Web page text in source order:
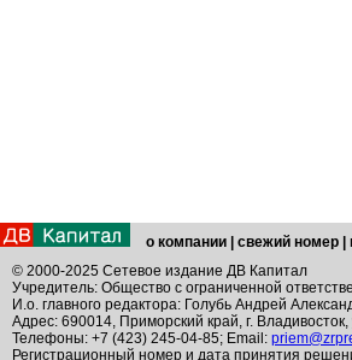
о компании свежий номер
© 2000-2025 Сетевое издание ДВ Капитал
Учредитель: Общество с ограниченной
И.о. главного редактора: Голубь Андрей
Адрес: 690014, Приморский край, г.
Телефоны: +7 (423) 245-04-85; Email:
Регистрационный номер и дата принятия